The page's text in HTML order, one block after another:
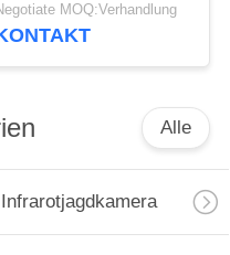
wifi Funktion
MOQ:Verhandlung
Alle
Infrarotjagdkamera